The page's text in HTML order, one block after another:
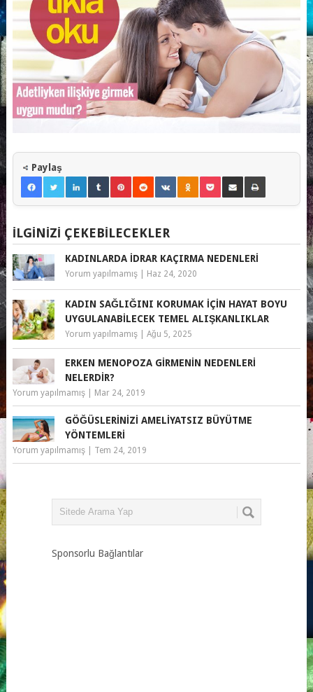
Paylaş
İLGINIZI ÇEKEBILECEKLER
KADINLARDA İDRAR KAÇIRMA NEDENLERI
Yorum yapılmamış| Haz 24, 2020
KADIN SAĞLIĞINI KORUMAK İÇIN HAYAT BOYU
UYGULANABILECEK TEMEL ALIŞKANLIKLAR
Yorum yapılmamış| Ağu 5, 2025
ERKEN MENOPOZA GIRMENIN NEDENLERI
NELERDIR?
Yorum yapılmamış| Mar 24, 2019
GÖĞÜSLERINIZI AMELIYATSIZ BÜYÜTME
YÖNTEMLERI
Yorum yapılmamış| Tem 24, 2019
Sponsorlu Bağlantılar